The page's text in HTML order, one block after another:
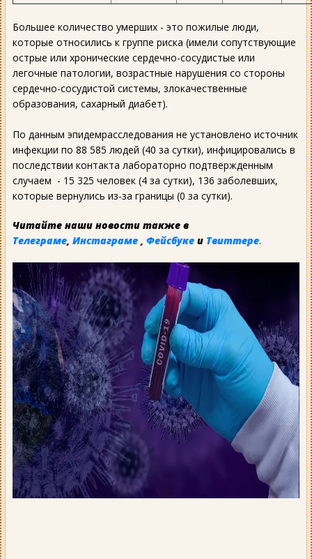
Большее количество умерших - это пожилые люди,
которые относились к группе риска (имели сопутствующие
острые или хронические сердечно-сосудистые или
легочные патологии, возрастные нарушения со стороны
сердечно-сосудистой системы, злокачественные
образования, сахарный диабет).
По данным эпидемрасследования не установлено источник
инфекции по 88 585 людей (40 за сутки), инфицировались в
последствии контакта лабораторно подтвержденным
случаем - 15 325 человек (4 за сутки), 136 заболевших,
которые вернулись из-за границы (0 за сутки).
Читайте наши новости также в
Телеграме Инстаграме Фейсбуке и Твиттере.